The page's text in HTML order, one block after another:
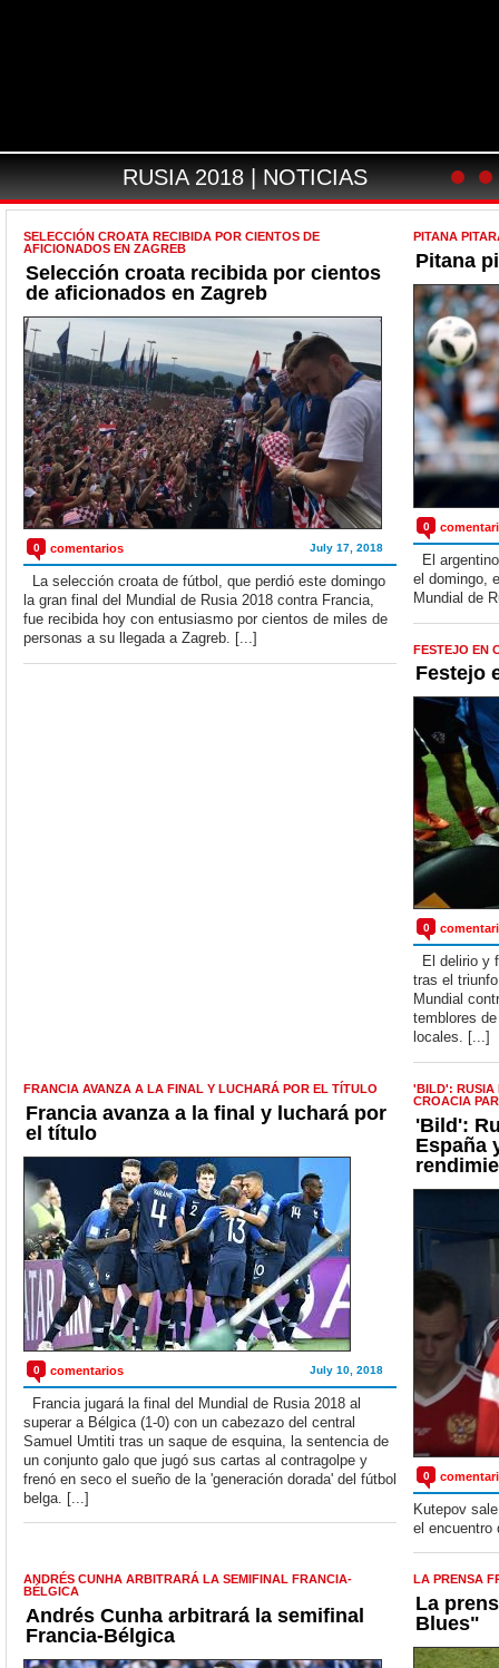
RUSIA 2018 | NOTICIAS
SELECCIÓN CROATA RECIBIDA POR CIENTOS DE
AFICIONADOS EN ZAGREB
Selección croata recibida por cientos
de aficionados en Zagreb
0 comentarios July 17, 2018
La selección croata de fútbol, que perdió este domingo
la gran final del Mundial de Rusia 2018 contra Francia,
fue recibida hoy con entusiasmo por cientos de miles de
personas a su llegada a Zagreb. [...]
PITANA
Pitana
0
El
el domingo,
Mundial de
FESTEJO EN
Festejo
0
El delirio y
tras el
Mundial
temblores
locales. [...]
FRANCIA AVANZA A LA FINAL Y LUCHARÁ POR EL TÍTULO
Francia avanza a la final y luchará por
el título
0 comentarios July 10, 2018
Francia jugará la final del Mundial de Rusia 2018 al
superar a Bélgica (1-0) con un cabezazo del central
Samuel Umtiti tras un saque de esquina, la sentencia de
un conjunto galo que jugó sus cartas al contragolpe y
frenó en seco el sueño de la 'generación dorada' del fútbol
belga. [...]
'BILD': RUSIA
CROACIA
'Bild':
España
0
Kutepov
el encuentro
ANDRÉS CUNHA ARBITRARÁ LA SEMIFINAL FRANCIA-
BÉLGICA
Andrés Cunha arbitrará la semifinal
Francia-Bélgica
LA PRENSA
La
Blues"